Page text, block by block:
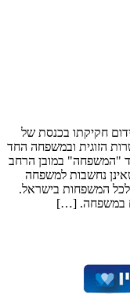
חקיקתו בכנסת של
הזוגית ובמשפחה החד
"המשפחה" במובן הרחב
נחשבות למשפחה
לכל המשפחות בישראל.
במשפחה. […]